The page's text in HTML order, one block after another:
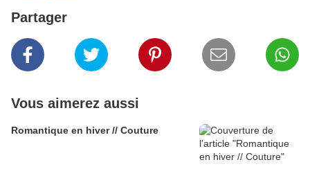
Partager
Vous aimerez aussi
Romantique en hiver // Couture